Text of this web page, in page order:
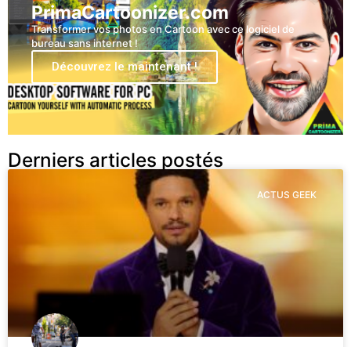
PrimaCartoonizer.com
Transformer vos photos en Cartoon avec ce logiciel de
bureau sans internet !
Découvrez le maintenant !
Derniers articles postés
ACTUS GEEK